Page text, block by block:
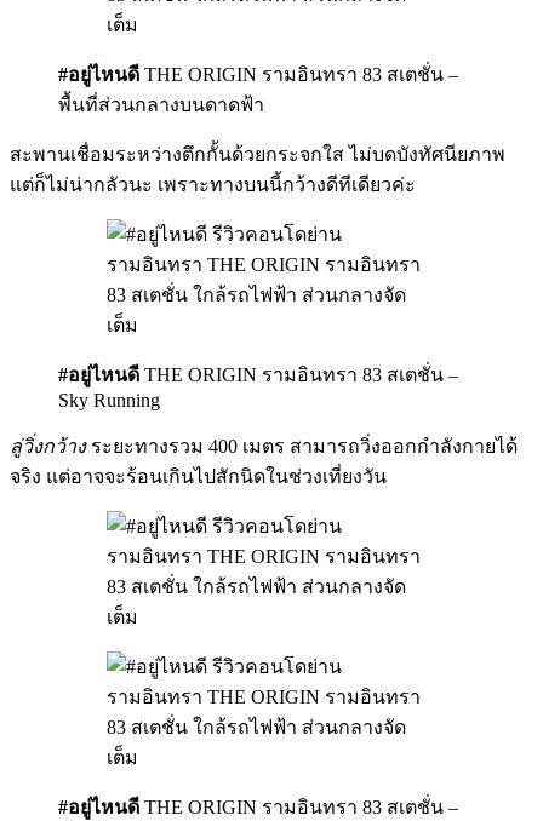
#อยู่ไหนดี THE ORIGIN รามอินทรา 83 สเตชั่น –
พื้นที่ส่วนกลางบนดาดฟ้า
สะพานเชื่อมระหว่างตึกกั้นด้วยกระจกใส ไม่บดบังทัศนียภาพ
แต่ก็ไม่น่ากลัวนะ เพราะทางบนนี้กว้างดีทีเดียวค่ะ
#อยู่ไหนดี THE ORIGIN รามอินทรา 83 สเตชั่น –
Sky Running
ลู่วิ่งกว้างระยะทางรวม 400 เมตร สามารถวิ่งออกกำลังกายได้
จริง แต่อาจจะร้อนเกินไปสักนิดในช่วงเที่ยงวัน
#อยู่ไหนดี THE ORIGIN รามอินทรา 83 สเตชั่น –